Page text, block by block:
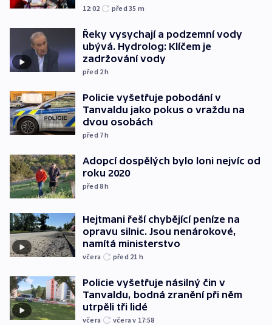
12:02 před 35 m
Řeky vysychají a podzemní vody
ubývá. Hydrolog: Klíčem je
zadržování vody
před 2h
Policie vyšetřuje pobodání v
Tanvaldu jako pokus o vraždu na
dvou osobách
před 7h
Adopcí dospělých bylo loni nejvíc od
roku 2020
před 8h
Hejtmani řeší chybějící peníze na
opravu silnic. Jsou nenárokové,
namítá ministerstvo
včera před 21 h
Policie vyšetřuje násilný čin v
Tanvaldu, bodná zranění při něm
utrpěli tři lidé
včera včera v 17:58